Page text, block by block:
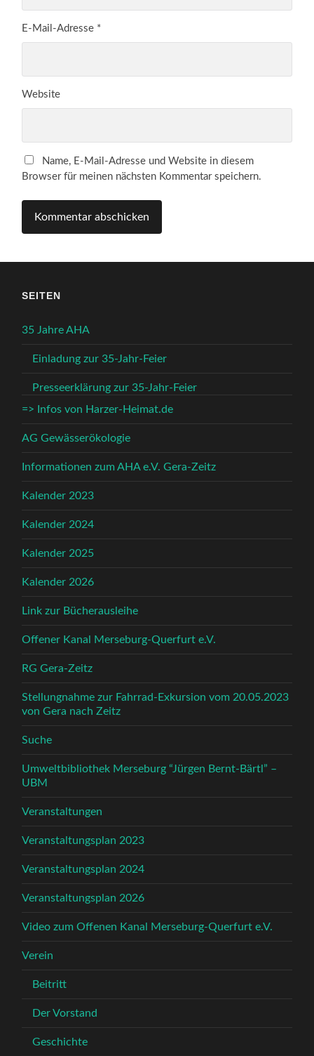
E-Mail-Adresse *
Website
Name, E-Mail-Adresse und Website in diesem
Browser für meinen nächsten Kommentar speichern.
SEITEN
35 Jahre AHA
Einladung zur 35-Jahr-Feier
Presseerklärung zur 35-Jahr-Feier
=> Infos von Harzer-Heimat.de
AG Gewässerökologie
Informationen zum AHA e.V. Gera-Zeitz
Kalender 2023
Kalender 2024
Kalender 2025
Kalender 2026
Link zur Bücherausleihe
Offener Kanal Merseburg-Querfurt e.V.
RG Gera-Zeitz
Stellungnahme zur Fahrrad-Exkursion vom 20.05.2023
von Gera nach Zeitz
Suche
Umweltbibliothek Merseburg “Jürgen Bernt-Bärtl” –
UBM
Veranstaltungen
Veranstaltungsplan 2023
Veranstaltungsplan 2024
Veranstaltungsplan 2026
Video zum Offenen Kanal Merseburg-Querfurt e.V.
Verein
Beitritt
Der Vorstand
Geschichte